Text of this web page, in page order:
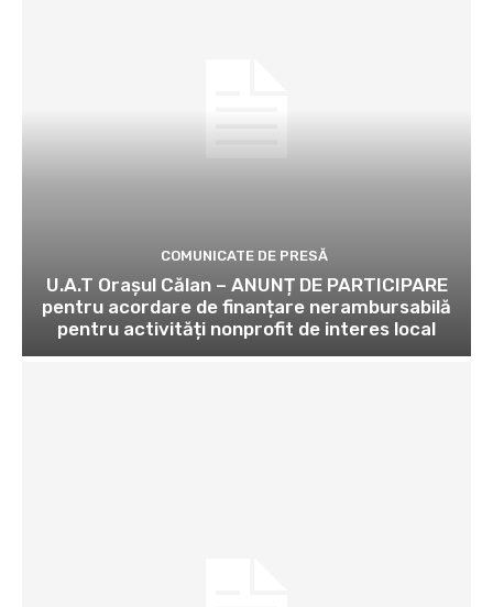
COMUNICATE DE PRESĂ
U.A.T Orașul Călan – ANUNȚ DE PARTICIPARE
pentru acordare de finanțare nerambursabilă
pentru activități nonprofit de interes local